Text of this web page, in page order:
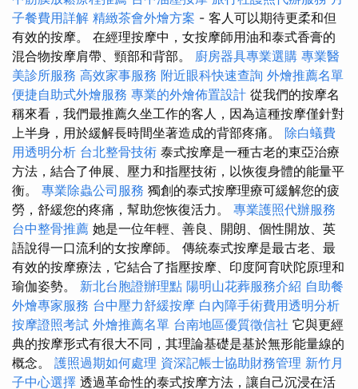
子餐費用詳解 精緻茶會外燴方案 - 客人可以期待更柔和但
有效的按摩。 在經理按摩中，女按摩師用油和泰式香膏的
混合物按摩肩帶、頸部和背部。 廚房器具專業選購 專業醫
美診所服務 高效家事服務 附近眼科快速查詢 外燴推薦名單
便捷自助式外燴服務 專業的外燴佈置設計 從我們的按摩名
稱來看，我們最推薦久坐工作的客人，因為這種按摩僅針對
上半身，用於緩解長時間坐著造成的背部疼痛。 除白蟻費
用透明分析 台北整骨技術 泰式按摩是一種古老的東亞治療
方法，結合了伸展、壓力和指壓技術，以恢復身體的能量平
衡。 專業除蟲公司服務 獨創的泰式按摩理療可緩解您的疲
勞，舒緩您的疼痛，幫助您恢復活力。 專業護照代辦服務
台中整骨推薦 她是一位年輕、善良、開朗、個性開放、英
語說得一口流利的女按摩師。 傳統泰式按摩是最古老、最
有效的按摩療法，它結合了指壓按摩、印度阿育吠陀原理和
瑜伽姿勢。 新北台胞證辦理點 陽明山花葬服務介紹 自助餐
外燴專家服務 台中壓力舒緩按摩 白內障手術費用透明分析
按摩證照考試 外燴推薦名單 台南地區優質徵信社 它與更經
典的按摩形式有很大不同，其理論基礎是基於無形能量線的
概念。 護照過期如何處理 資深記帳士協助財務管理 新竹月
子中心選擇 透過革命性的泰式按摩方法，讓自己沉浸在活